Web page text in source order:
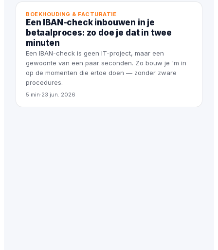
BOEKHOUDING & FACTURATIE
Een IBAN-check inbouwen in je
betaalproces: zo doe je dat in twee
minuten
Een IBAN-check is geen IT-project, maar een
gewoonte van een paar seconden. Zo bouw je 'm in
op de momenten die ertoe doen — zonder zware
procedures.
5 min·23 jun. 2026